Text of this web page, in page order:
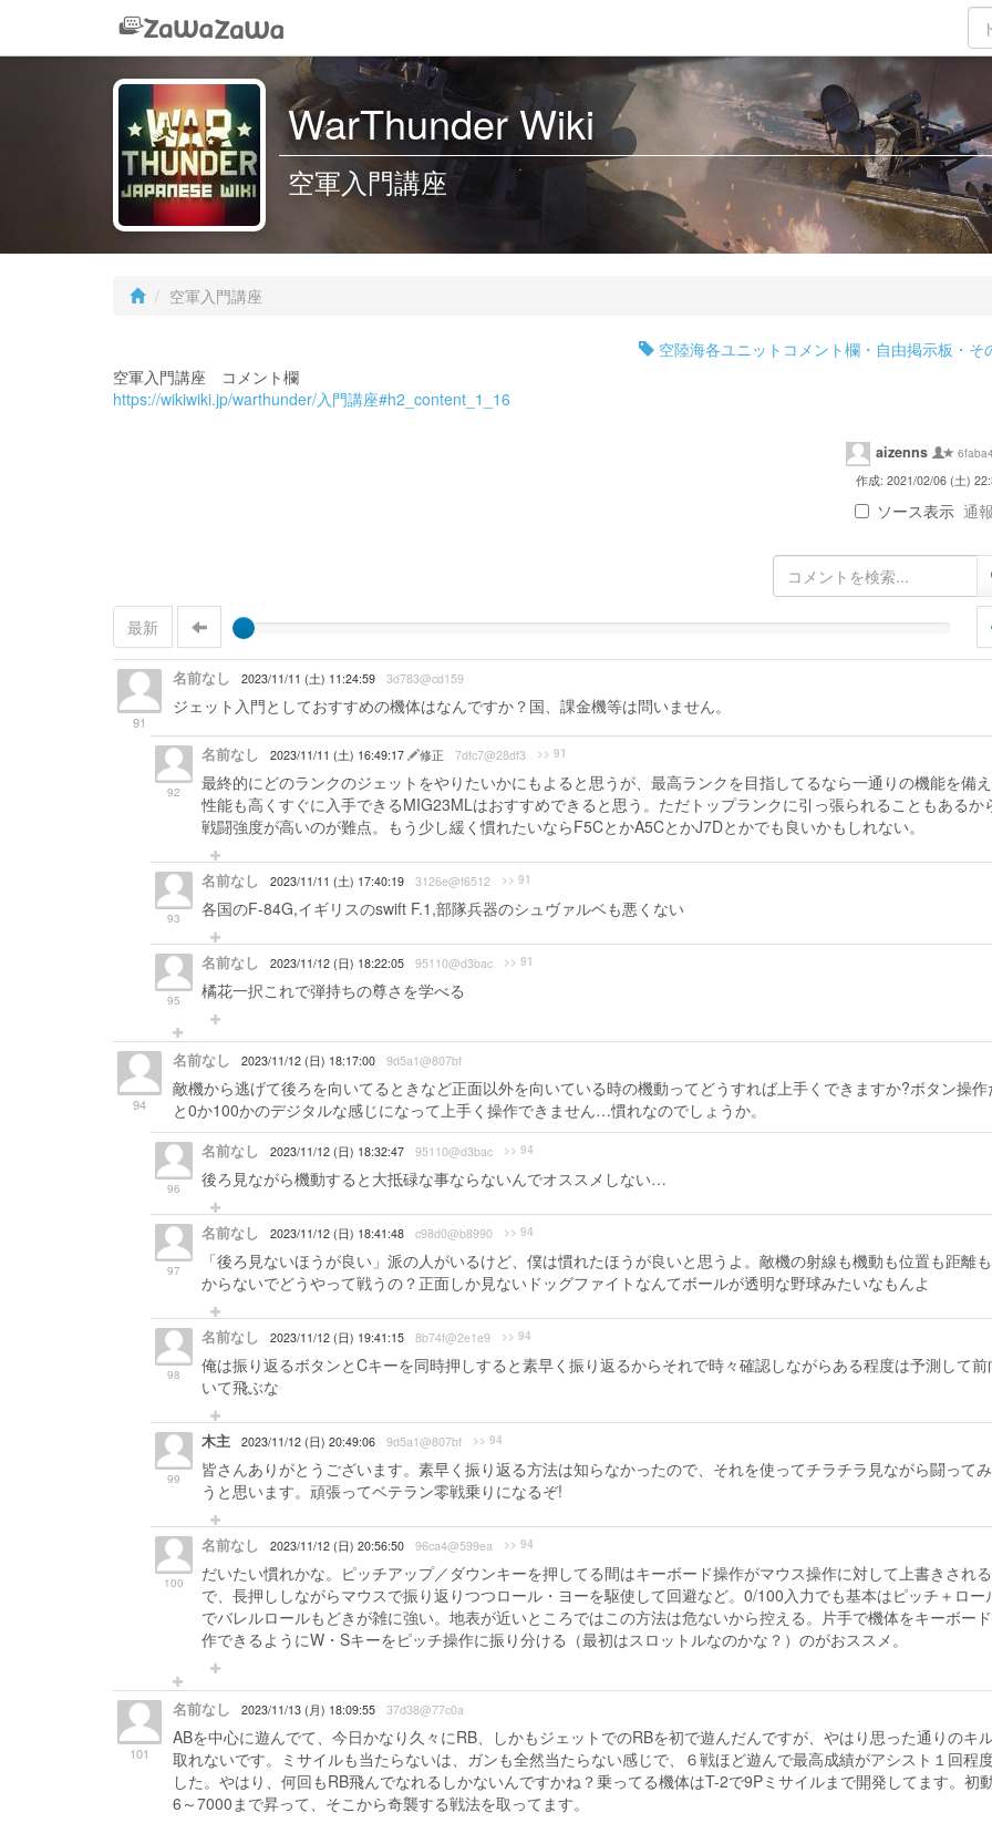
WarThunder Wiki
空軍入門講座
空軍入門講座
空陸海各ユニットコメント欄・自由掲示板・そ
空軍入門講座 コメント欄
https://wikiwiki.jp/warthunder/入門講座#h2_content_1_16
aizenns
作成: 2021/02/06 (土)
ソース表示 通
最新
91
名前なし 2023/11/11 (土) 11:24:59 3d783@cd159
ジェット入門としておすすめの機体はなんですか？国、課金機等は問いません。
92
名前なし 2023/11/11 (土) 16:49:17 修正 7dfc7@28df3 >> 91
最終的にどのランクのジェットをやりたいかにもよると思うが、最高ランクを目指してるなら一通りの機能を備
性能も高くすぐに入手できるMIG23MLはおすすめできると思う。ただトップランクに引っ張られることもあるか
戦闘強度が高いのが難点。もう少し緩く慣れたいならF5CとかA5CとかJ7Dとかでも良いかもしれない。
93
名前なし 2023/11/11 (土) 17:40:19 3126e@f6512 >> 91
各国のF-84G,イギリスのswift F.1,部隊兵器のシュヴァルベも悪くない
95
名前なし 2023/11/12 (日) 18:22:05 95110@d3bac >> 91
橘花一択これで弾持ちの尊さを学べる
94
名前なし 2023/11/12 (日) 18:17:00 9d5a1@807bf
敵機から逃げて後ろを向いてるときなど正面以外を向いている時の機動ってどうすれば上手くできますか?ボタン操作
と0か100かのデジタルな感じになって上手く操作できません…慣れなのでしょうか。
96
名前なし 2023/11/12 (日) 18:32:47 95110@d3bac >> 94
後ろ見ながら機動すると大抵碌な事ならないんでオススメしない…
97
名前なし 2023/11/12 (日) 18:41:48 c98d0@b8990 >> 94
「後ろ見ないほうが良い」派の人がいるけど、僕は慣れたほうが良いと思うよ。敵機の射線も機動も位置も距離
からないでどうやって戦うの？正面しか見ないドッグファイトなんてボールが透明な野球みたいなもんよ
98
名前なし 2023/11/12 (日) 19:41:15 8b74f@2e1e9 >> 94
俺は振り返るボタンとCキーを同時押しすると素早く振り返るからそれで時々確認しながらある程度は予測して前
いて飛ぶな
99
木主 2023/11/12 (日) 20:49:06 9d5a1@807bf >> 94
皆さんありがとうございます。素早く振り返る方法は知らなかったので、それを使ってチラチラ見ながら闘って
うと思います。頑張ってベテラン零戦乗りになるぞ!
100
名前なし 2023/11/12 (日) 20:56:50 96ca4@599ea >> 94
だいたい慣れかな。ピッチアップ／ダウンキーを押してる間はキーボード操作がマウス操作に対して上書きされ
で、長押ししながらマウスで振り返りつつロール・ヨーを駆使して回避など。0/100入力でも基本はピッチ＋ロー
でバレルロールもどきが雑に強い。地表が近いところではこの方法は危ないから控える。片手で機体をキーボー
作できるようにW・Sキーをピッチ操作に振り分ける（最初はスロットルなのかな？）のがおススメ。
101
名前なし 2023/11/13 (月) 18:09:55 37d38@77c0a
ABを中心に遊んでて、今日かなり久々にRB、しかもジェットでのRBを初で遊んだんですが、やはり思った通りのキ
取れないです。ミサイルも当たらないは、ガンも全然当たらない感じで、６戦ほど遊んで最高成績がアシスト１回程
した。やはり、何回もRB飛んでなれるしかないんですかね？乗ってる機体はT-2で9Pミサイルまで開発してます。初
6～7000まで昇って、そこから奇襲する戦法を取ってます。